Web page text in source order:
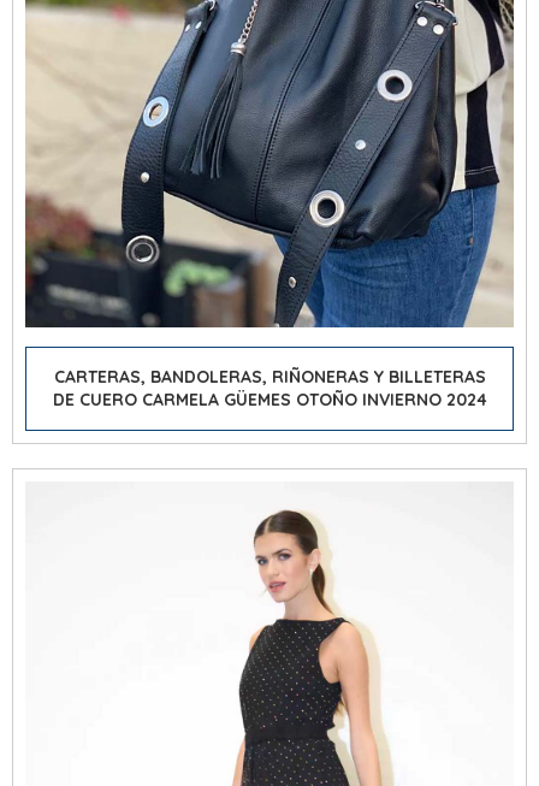
CARTERAS, BANDOLERAS, RIÑONERAS Y BILLETERAS
DE CUERO CARMELA GÜEMES OTOÑO INVIERNO 2024